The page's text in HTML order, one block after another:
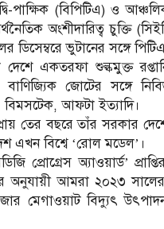
পাক্ষিক (বিপিটিএ) ও
অংশীদারিত্ব চুক্তি
ডিসেম্বরে ভুটানের সঙ্গে
দেশে একতরফা শুল্কমুক্ত
জোটের সঙ্গে
আফটা ইত্যাদি।
তের বছরে তাঁর সরকার
এখন বিশ্বে ‘রোল মডেল’।
প্রোগ্রেস অ্যাওয়ার্ড’
অনুযায়ী আমরা ২০২৩
মেগাওয়াট বিদ্যুৎ